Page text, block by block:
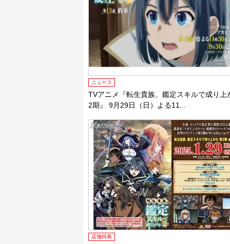
ニュース
TVアニメ『転生貴族、鑑定スキルで成り上
2期』 9月29日（日）よる11...
店舗特典